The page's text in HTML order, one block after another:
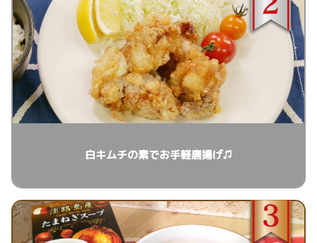
白キムチの素でお手軽唐揚げ♫